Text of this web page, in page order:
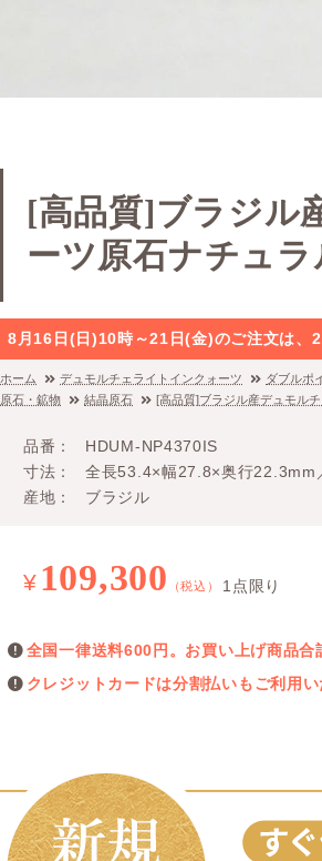
[高品質]ブラジル
ーツ原石ナチュ
8月16日(日)10時～21日(金)のご注文は、
ホーム デュモルチェライトインクォーツ ダブルポ
原石・鉱物
結晶原石 [高品質]ブラジル産デュモル
品番
HDUM-NP4370IS
寸法
全長53.4×幅27.8×奥行22.3mm
産地
ブラジル
¥ 109,300 （税込） 1点限り
全国一律送料600円。お買い上げ商品
クレジットカードは分割払いもご利用